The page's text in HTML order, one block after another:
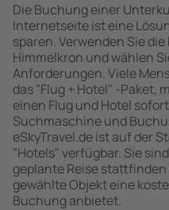
Die Buchung einer
Internetseite ist eine
sparen. Verwenden Sie
Himmelkron und wählen
Anforderungen. Viele
das "Flug + Hotel" -Paket,
einen Flug und Hotel
Suchmaschine und
eSkyTravel.de ist auf der
"Hotels" verfügbar. Sie
geplante Reise
gewählte Objekt eine
Buchung anbietet.